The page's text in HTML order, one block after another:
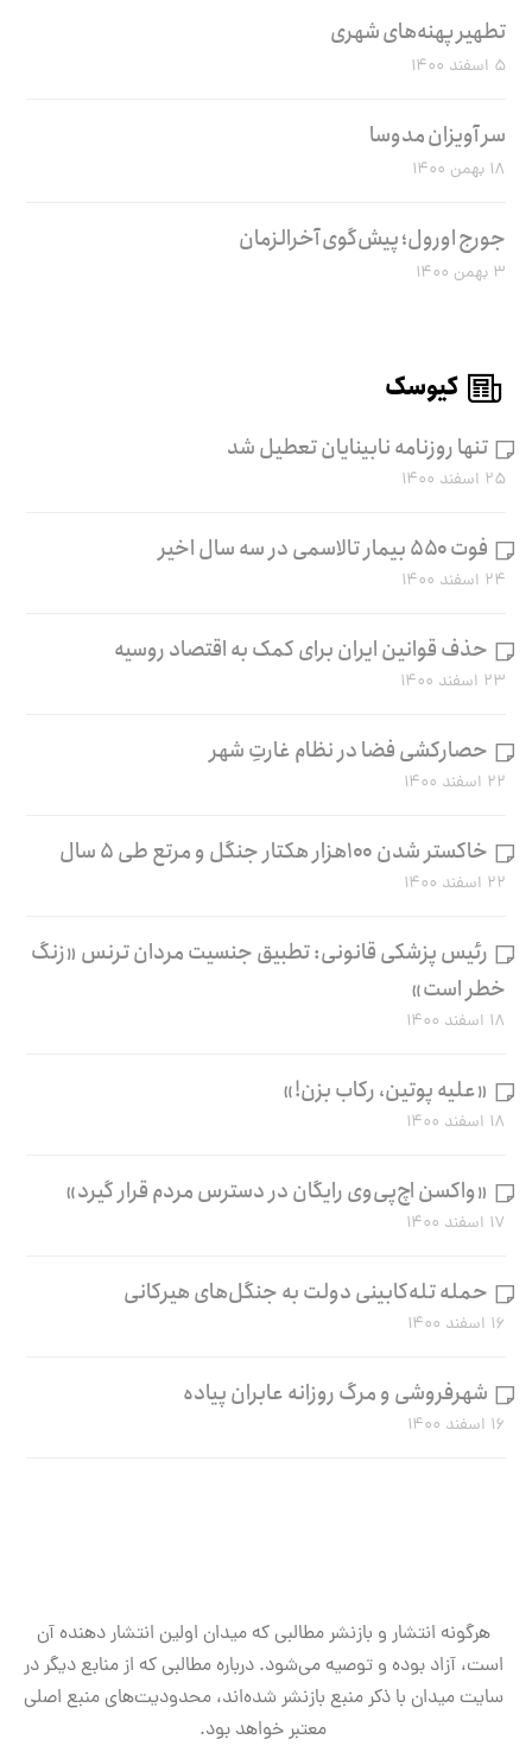
تطهیر پهنه‌های شهری
۵ اسفند ۱۴۰۰
سر آویزان مدوسا
۱۸ بهمن ۱۴۰۰
جورج اورول؛ پیش‌گوی آخرالزمان
۳ بهمن ۱۴۰۰
کیوسک
تنها روزنامه نابینایان تعطیل شد
۲۵ اسفند ۱۴۰۰
فوت ۵۵۰ بیمار تالاسمی در سه سال اخیر
۲۴ اسفند ۱۴۰۰
حذف قوانین ایران برای کمک به اقتصاد روسیه
۲۳ اسفند ۱۴۰۰
حصارکشی فضا در نظام غارتِ شهر
۲۲ اسفند ۱۴۰۰
خاکستر شدن ۱۰۰هزار هکتار جنگل و مرتع طی ۵ سال
۲۲ اسفند ۱۴۰۰
رئیس پزشکی قانونی: تطبیق جنسیت مردان ترنس «زنگ
خطر است»
۱۸ اسفند ۱۴۰۰
«علیه پوتین، رکاب بزن!»
۱۸ اسفند ۱۴۰۰
«واکسن اچ‌پی‌وی رایگان در دسترس مردم قرار گیرد»
۱۷ اسفند ۱۴۰۰
حمله تله‌کابینی دولت به جنگل‌های هیرکانی
۱۶ اسفند ۱۴۰۰
شهرفروشی و مرگ روزانه عابران پیاده
۱۶ اسفند ۱۴۰۰
هرگونه انتشار و بازنشر مطالبی که میدان اولین انتشار دهنده آن
است، آزاد بوده و توصیه می‌شود. درباره مطالبی که از منابع دیگر در
سایت میدان با ذکر منبع بازنشر شده‌اند، محدودیت‌های منبع اصلی
معتبر خواهد بود.